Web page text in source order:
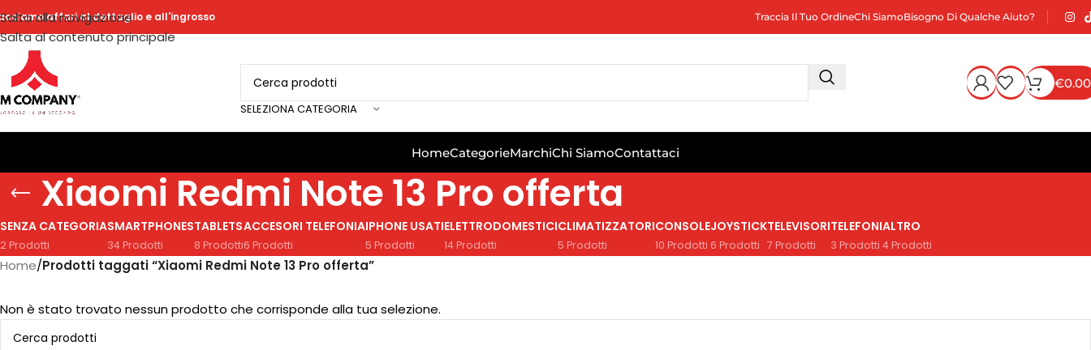
Salta alla navigazione
Salta al contenuto principale
affari al dettaglio e all'ingrosso Traccia Il Tuo OrdineChi SiamoBisogno Di Qualche Aiuto?
SELEZIONA CATEGORIA
€0.00
HomeCategorieMarchiChi SiamoContattaci
Xiaomi Redmi Note 13 Pro offerta
SENZA CATEGORIA
2 Prodotti
SMARTPHONES
34 Prodotti
TABLETS
8 Prodotti
ACCESORI TELEFONIA
6 Prodotti
IPHONE USATI
5 Prodotti
ELETTRODOMESTICI
14 Prodotti
CLIMATIZZATORI
5 Prodotti
CONSOLE
10 Prodotti
JOYSTICK
6 Prodotti
TELEVISORI
7 Prodotti
TELEFONI
3 Prodotti
ALTRO
4 Prodotti
Home/Prodotti taggati “Xiaomi Redmi Note 13 Pro offerta”
Non è stato trovato nessun prodotto che corrisponde alla tua selezione.